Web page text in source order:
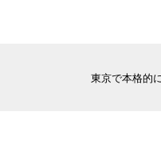
東京で本格的